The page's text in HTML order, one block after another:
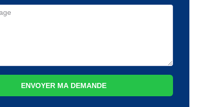
ENVOYER MA DEMANDE